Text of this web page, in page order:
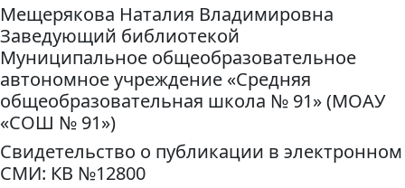
Мещерякова Наталия Владимировна
Заведующий библиотекой
Муниципальное общеобразовательное
автономное учреждение «Средняя
общеобразовательная школа № 91» (МОАУ
«СОШ № 91»)
Свидетельство о публикации в электронном
СМИ: КВ №12800